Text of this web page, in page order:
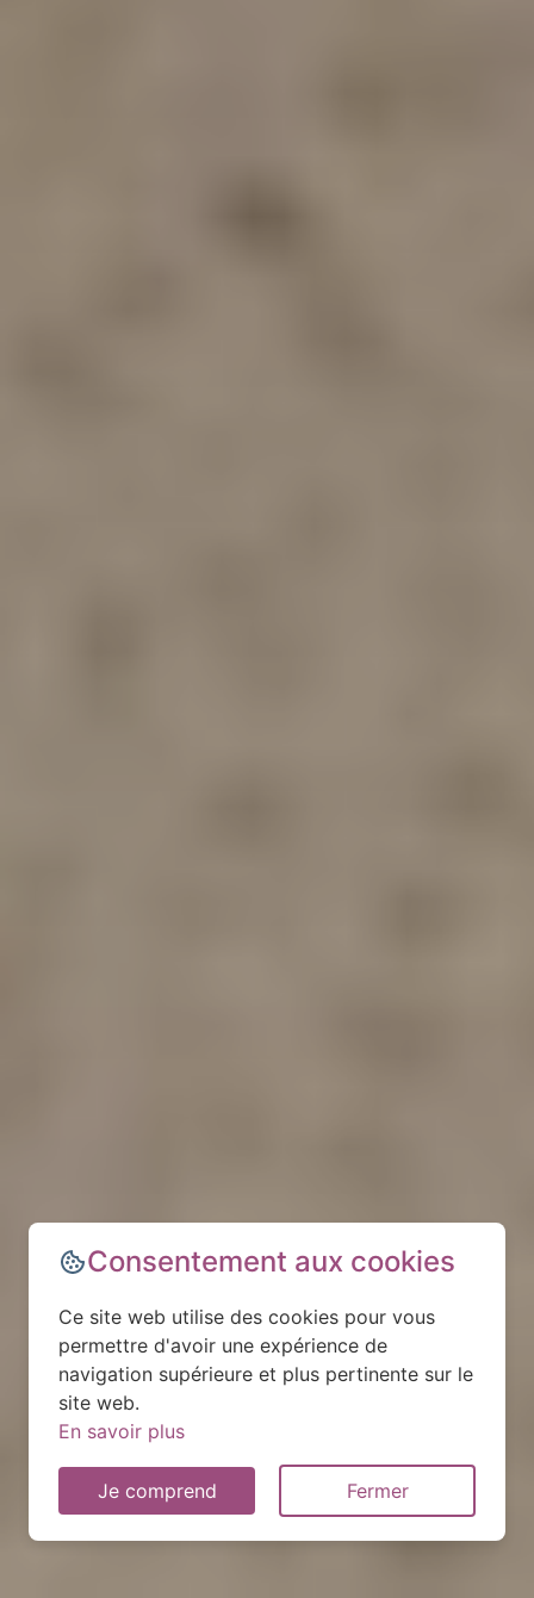
Consentement aux cookies
Ce site web utilise des cookies pour vous
permettre d'avoir une expérience de
navigation supérieure et plus pertinente sur le
site web.
En savoir plus
Je comprend Fermer